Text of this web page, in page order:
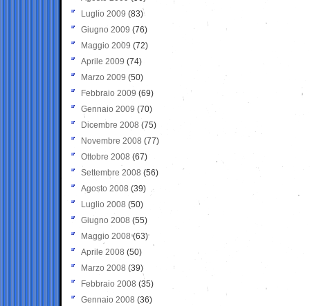
Luglio 2009 (83)
Giugno 2009 (76)
Maggio 2009 (72)
Aprile 2009 (74)
Marzo 2009 (50)
Febbraio 2009 (69)
Gennaio 2009 (70)
Dicembre 2008 (75)
Novembre 2008 (77)
Ottobre 2008 (67)
Settembre 2008 (56)
Agosto 2008 (39)
Luglio 2008 (50)
Giugno 2008 (55)
Maggio 2008(63)
Aprile 2008 (50)
Marzo 2008 (39)
Febbraio 2008 (35)
Gennaio 2008 (36)